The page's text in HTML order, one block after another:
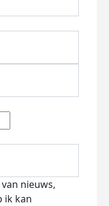
nieuws,
ik kan